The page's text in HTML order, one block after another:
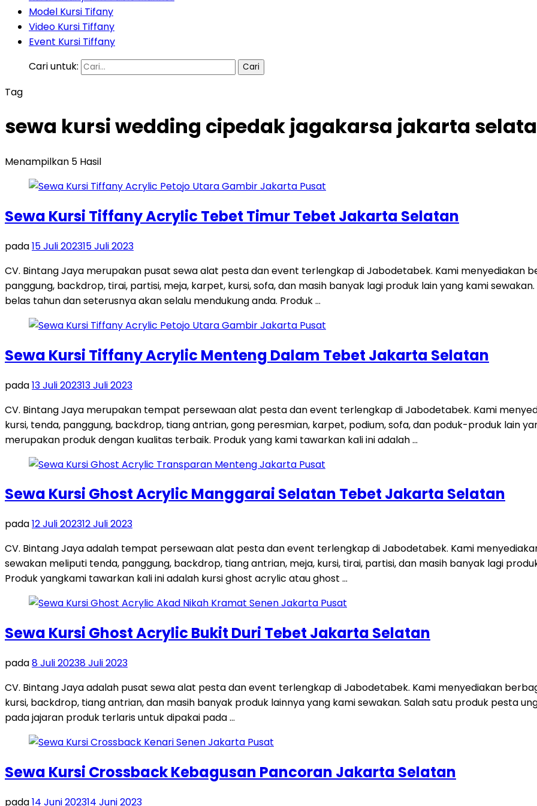
Model Kursi Tifany
Video Kursi Tiffany
Event Kursi Tiffany
Cari untuk:
Tag
sewa kursi wedding cipedak jagakarsa jakarta
Menampilkan 5 Hasil
Sewa Kursi Tiffany Acrylic Tebet Timur Tebet Jakarta Selatan
pada15 Juli 202315 Juli 2023
CV. Bintang Jaya merupakan pusat sewa alat pesta dan event terlengkap di Jabodetabek. Kami menyediakan
panggung, backdrop, tirai, partisi, meja, karpet, kursi, sofa, dan masih banyak lagi produk lain yang kami
belas tahun dan seterusnya akan selalu mendukung anda. Produk …
Sewa Kursi Tiffany Acrylic Menteng Dalam Tebet Jakarta Selatan
pada13 Juli 202313 Juli 2023
CV. Bintang Jaya merupakan tempat persewaan alat pesta dan event terlengkap di Jabodetabek. Kami
kursi, tenda, panggung, backdrop, tiang antrian, gong peresmian, karpet, podium, sofa, dan poduk-produk lain
merupakan produk dengan kualitas terbaik. Produk yang kami tawarkan kali ini adalah …
Sewa Kursi Ghost Acrylic Manggarai Selatan Tebet Jakarta Selatan
pada12 Juli 202312 Juli 2023
CV. Bintang Jaya adalah tempat persewaan alat pesta dan event terlengkap di Jabodetabek. Kami
sewakan meliputi tenda, panggung, backdrop, tiang antrian, meja, kursi, tirai, partisi, dan masih banyak lagi
Produk yangkami tawarkan kali ini adalah kursi ghost acrylic atau ghost …
Sewa Kursi Ghost Acrylic Bukit Duri Tebet Jakarta Selatan
pada8 Juli 20238 Juli 2023
CV. Bintang Jaya adalah pusat sewa alat pesta dan event terlengkap di Jabodetabek. Kami menyediakan
kursi, backdrop, tiang antrian, dan masih banyak produk lainnya yang kami sewakan. Salah satu produk pesta
pada jajaran produk terlaris untuk dipakai pada …
Sewa Kursi Crossback Kebagusan Pancoran Jakarta Selatan
pada14 Juni 202314 Juni 2023